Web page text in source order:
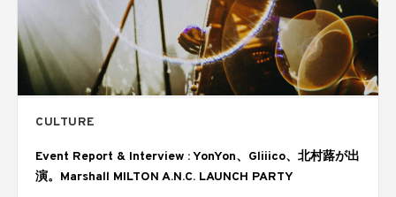
CULTURE
Event Report & Interview : YonYon、Gliiico、北村蕗が出
演。Marshall MILTON A.N.C. LAUNCH PARTY